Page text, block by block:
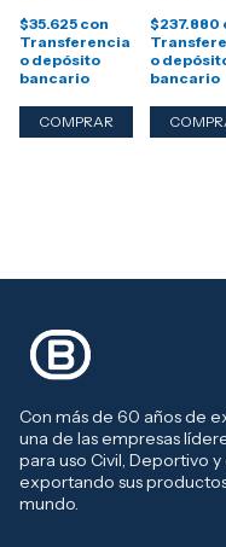
M11 -
COMPATIBLES
CON M31 &
$35.625 con
Transferencia
o depósito
bancario
COYOTE
$237.880
o
bancario
Con más de 60 años de
una de las empresas
para uso Civil, Deportivo
exportando sus
mundo.